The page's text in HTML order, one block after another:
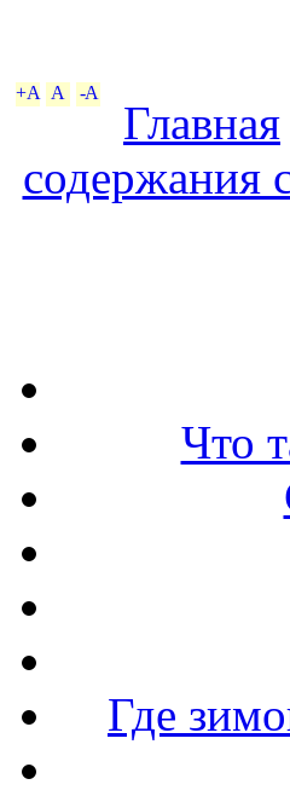
+A A -A
Главная
содержания
Что
Где